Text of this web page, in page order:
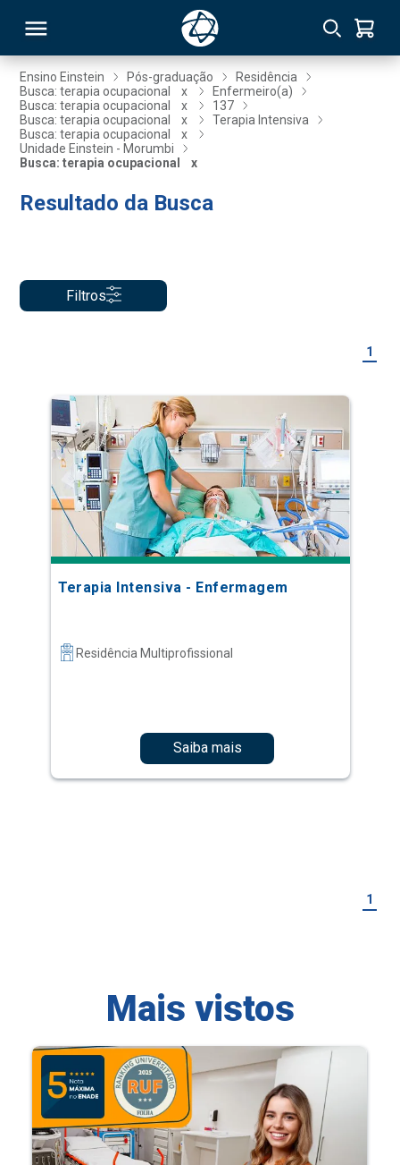
Ensino Einstein Pós-graduação
Residência
Busca: terapia ocupacional
x
Enfermeiro(a)
Busca: terapia ocupacional
x
137
Busca: terapia ocupacional
x
Terapia Intensiva
Busca: terapia ocupacional
x
Unidade Einstein - Morumbi
Busca: terapia ocupacional
x
Resultado da Busca
Filtros
1
Terapia Intensiva - Enfermagem
Residência Multiprofissional
Saiba mais
1
Mais vistos